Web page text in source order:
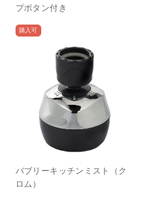
プボタン付き
購入可
バブリーキッチンミスト（ク
ロム）